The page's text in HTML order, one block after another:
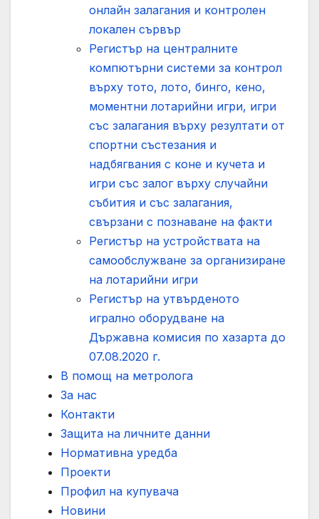
онлайн залагания и контролен
локален сървър
Регистър на централните
компютърни системи за контрол
върху тото, лото, бинго, кено,
моментни лотарийни игри, игри
със залагания върху резултати от
спортни състезания и
надбягвания с коне и кучета и
игри със залог върху случайни
събития и със залагания,
свързани с познаване на факти
Регистър на устройствата на
самообслужване за организиране
на лотарийни игри
Регистър на утвърденото
игрално оборудване на
Държавна комисия по хазарта до
07.08.2020 г.
В помощ на метролога
За нас
Контакти
Защита на личните данни
Нормативна уредба
Проекти
Профил на купувача
Новини